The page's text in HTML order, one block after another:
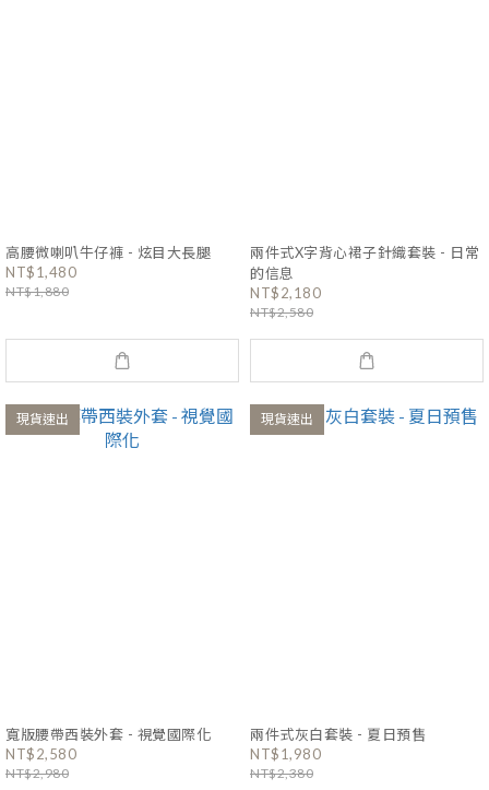
高腰微喇叭牛仔褲 - 炫目大長腿
NT$1,480
NT$1,880
兩件式X字背心裙子針織套裝 - 日常
的信息
NT$2,180
NT$2,580
現貨速出
寬版腰帶西裝外套 - 視覺國際化
NT$2,580
NT$2,980
現貨速出
兩件式灰白套裝 - 夏日預售
NT$1,980
NT$2,380